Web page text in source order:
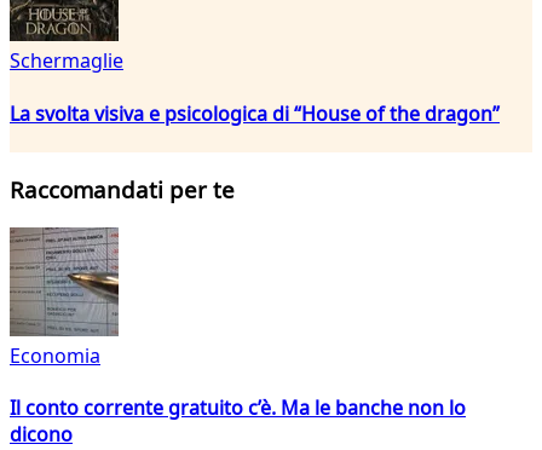
Schermaglie
La svolta visiva e psicologica di “House of the dragon”
Raccomandati per te
Economia
Il conto corrente gratuito c’è. Ma le banche non lo
dicono